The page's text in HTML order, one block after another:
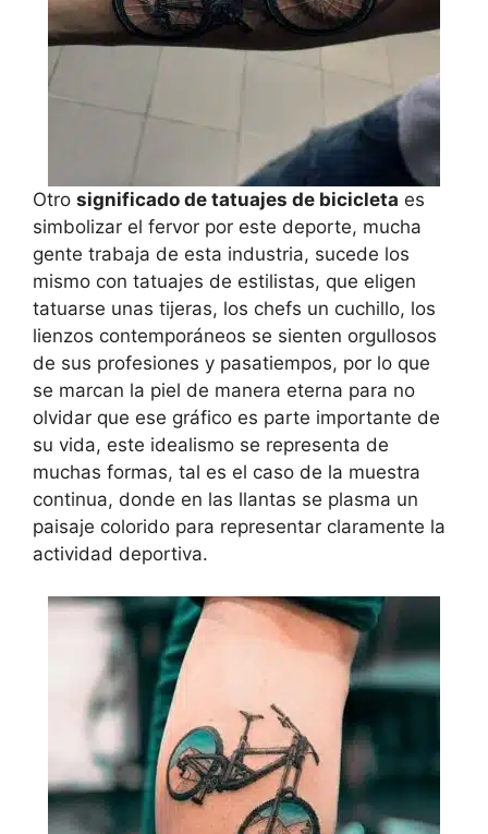
Otro significado de tatuajes de bicicleta es
simbolizar el fervor por este deporte, mucha
gente trabaja de esta industria, sucede los
mismo con tatuajes de estilistas, que eligen
tatuarse unas tijeras, los chefs un cuchillo, los
lienzos contemporáneos se sienten orgullosos
de sus profesiones y pasatiempos, por lo que
se marcan la piel de manera eterna para no
olvidar que ese gráfico es parte importante de
su vida, este idealismo se representa de
muchas formas, tal es el caso de la muestra
continua, donde en las llantas se plasma un
paisaje colorido para representar claramente la
actividad deportiva.